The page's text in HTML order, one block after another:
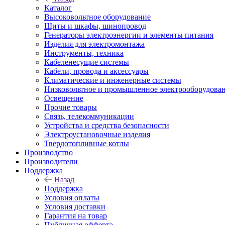
Каталог
Высоковольтное оборудование
Щиты и шкафы, шинопровод
Генераторы электроэнергии и элементы питания
Изделия для электромонтажа
Инструменты, техника
Кабеленесущие системы
Кабели, провода и аксессуары
Климатические и инженерные системы
Низковольтное и промышленное
Освещение
Прочие товары
Связь, телекоммуникации
Устройства и средства безопасности
Электроустановочные изделия
Твердотопливные котлы
Производство
Производители
Поддержка
Назад
Поддержка
Условия оплаты
Условия доставки
Гарантия на товар